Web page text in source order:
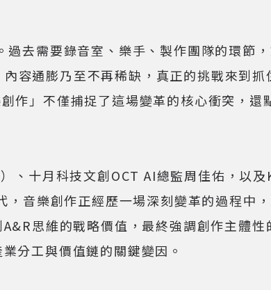
需要錄音室、樂手、製作團隊的環節
容通膨乃至不再稀缺，真正的挑戰來到
作」不僅捕捉了這場變革的核心衝突，還
十月科技文創OCT AI總監周佳佑，以
音樂創作正經歷一場深刻變革的過程中
思維的戰略價值，最終強調創作主體
分工與價值鏈的關鍵變因。